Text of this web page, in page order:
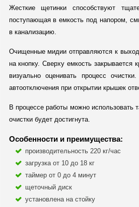
Жесткие щетинки способствуют
поступающая в емкость под напором,
в канализацию.
Очищенные мидии отправляются к
на кнопку. Сверху емкость
визуально оценивать процесс
автоотключения при открытии крышек
В процессе работы можно использовать
очистки будет достигнута.
Особенности и преимущества:
производительность 220 кг/час
загрузка от 10 до 18 кг
таймер от 0 до 4 минут
щеточный диск
установлена на стойку